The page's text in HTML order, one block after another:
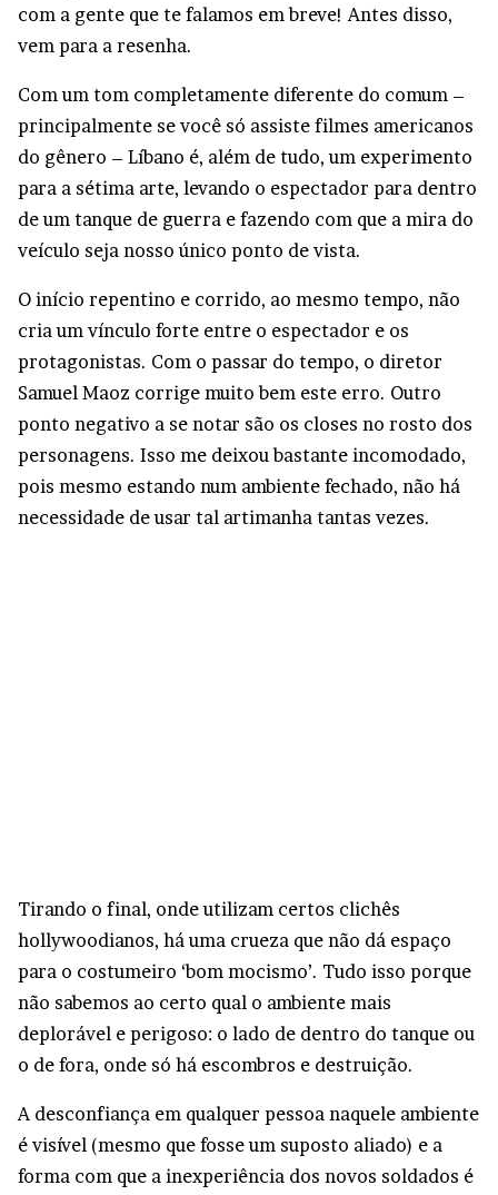
com a gente que te falamos em breve! Antes disso,
vem para a resenha.
Com um tom completamente diferente do comum –
principalmente se você só assiste filmes americanos
do gênero – Líbano é, além de tudo, um experimento
para a sétima arte, levando o espectador para dentro
de um tanque de guerra e fazendo com que a mira do
veículo seja nosso único ponto de vista.
O início repentino e corrido, ao mesmo tempo, não
cria um vínculo forte entre o espectador e os
protagonistas. Com o passar do tempo, o diretor
Samuel Maoz corrige muito bem este erro. Outro
ponto negativo a se notar são os closes no rosto dos
personagens. Isso me deixou bastante incomodado,
pois mesmo estando num ambiente fechado, não há
necessidade de usar tal artimanha tantas vezes.
Tirando o final, onde utilizam certos clichês
hollywoodianos, há uma crueza que não dá espaço
para o costumeiro ‘bom mocismo’. Tudo isso porque
não sabemos ao certo qual o ambiente mais
deplorável e perigoso: o lado de dentro do tanque ou
o de fora, onde só há escombros e destruição.
A desconfiança em qualquer pessoa naquele ambiente
é visível (mesmo que fosse um suposto aliado) e a
forma com que a inexperiência dos novos soldados é